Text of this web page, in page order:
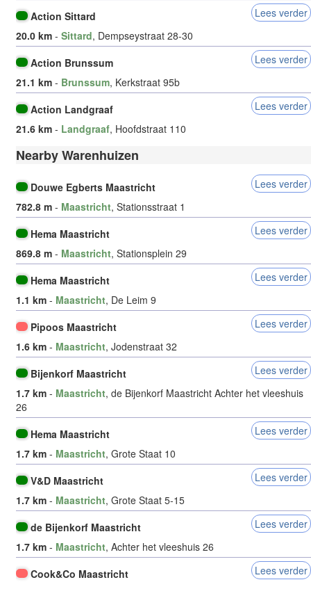
Action Sittard
Lees verder
20.0 km - Sittard, Dempseystraat 28-30
Action Brunssum
Lees verder
21.1 km - Brunssum, Kerkstraat 95b
Action Landgraaf
Lees verder
21.6 km - Landgraaf, Hoofdstraat 110
Nearby Warenhuizen
Douwe Egberts Maastricht
Lees verder
782.8 m - Maastricht, Stationsstraat 1
Hema Maastricht
Lees verder
869.8 m - Maastricht, Stationsplein 29
Hema Maastricht
Lees verder
1.1 km - Maastricht, De Leim 9
Pipoos Maastricht
Lees verder
1.6 km - Maastricht, Jodenstraat 32
Bijenkorf Maastricht
Lees verder
1.7 km - Maastricht, de Bijenkorf Maastricht Achter het vleeshuis
26
Hema Maastricht
Lees verder
1.7 km - Maastricht, Grote Staat 10
V&D Maastricht
Lees verder
1.7 km - Maastricht, Grote Staat 5-15
de Bijenkorf Maastricht
Lees verder
1.7 km - Maastricht, Achter het vleeshuis 26
Cook&Co Maastricht
Lees verder